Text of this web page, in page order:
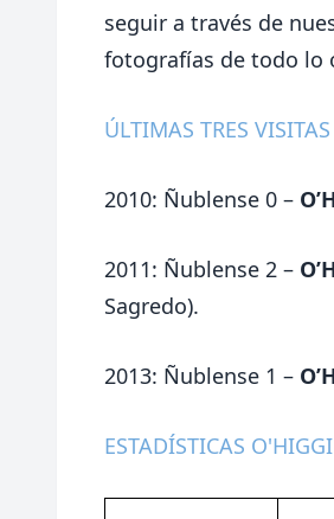
seguir a través de
fotografías de todo lo
ÚLTIMAS TRES
2010: Ñublense 0 –
2011: Ñublense 2 –
Sagredo).
2013: Ñublense 1 –
ESTADÍSTICAS